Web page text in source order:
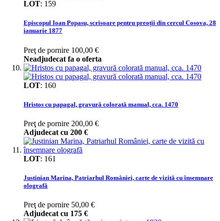
LOT: 159
Episcopul Ioan Popasu, scrisoare pentru preoții din cercul Cosova, 28
ianuarie 1877
Preţ de pornire 100,00 €
Neadjudecat fa o oferta
LOT: 160
Hristos cu papagal, gravură colorată manual, cca. 1470
Preţ de pornire 200,00 €
Adjudecat cu 200 €
LOT: 161
Justinian Marina, Patriarhul României, carte de vizită cu însemnare
olografă
Preţ de pornire 50,00 €
Adjudecat cu 175 €